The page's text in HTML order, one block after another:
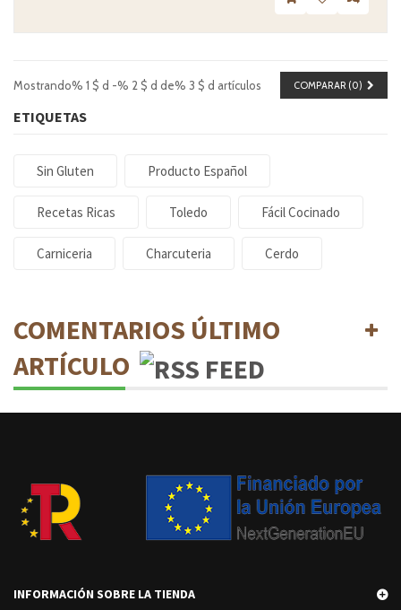
COMPARAR (0)
Mostrando% 1 $ d -% 2 $ d de% 3 $ d artículos
ETIQUETAS
Sin Gluten Producto Español
Recetas Ricas Toledo Fácil Cocinado
Carniceria Charcuteria Cerdo
COMENTARIOS ÚLTIMO
ARTÍCULO
INFORMACIÓN SOBRE LA TIENDA